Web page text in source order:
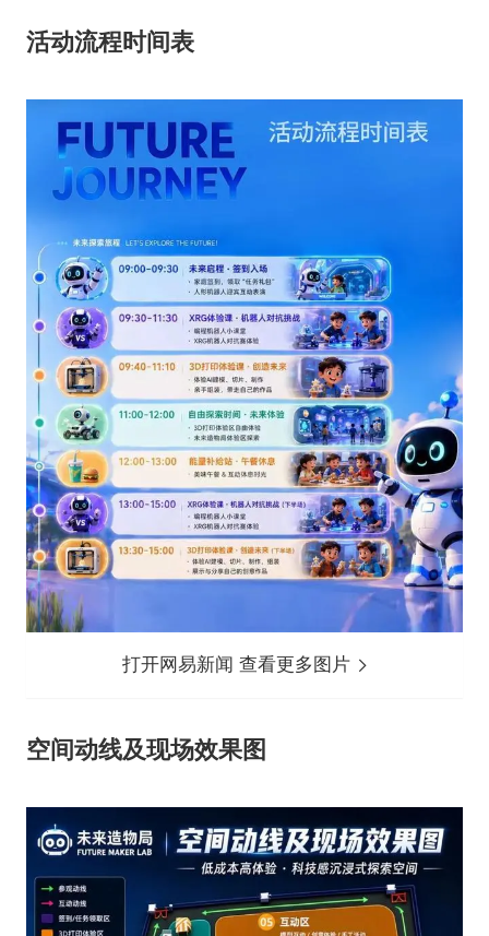
活动流程时间表
打开网易新闻 查看更多图片
空间动线及现场效果图